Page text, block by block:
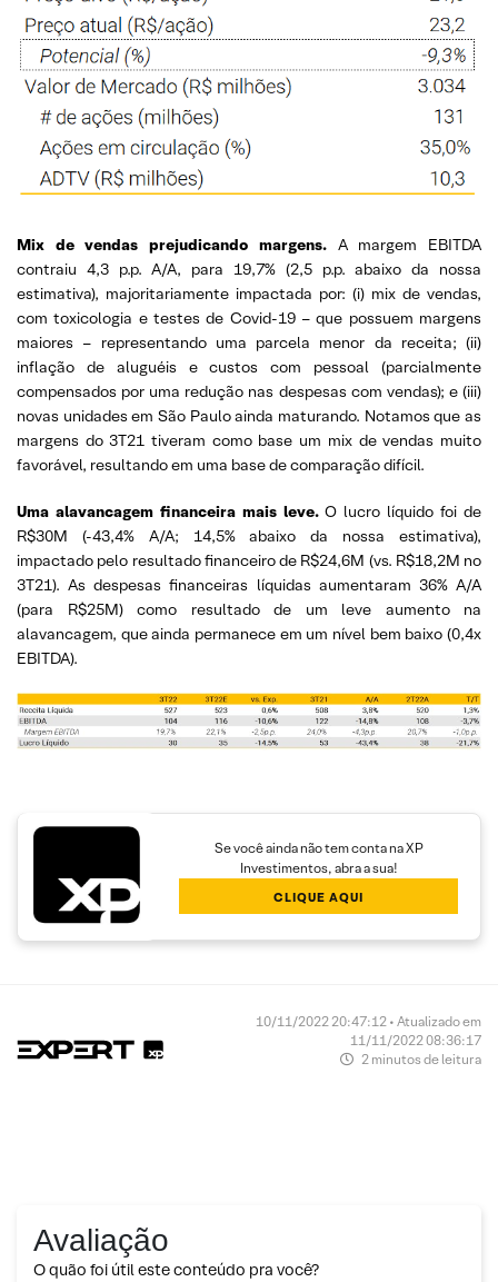
Mix de vendas prejudicando margens. A margem EBITDA
contraiu 4,3 p.p. A/A, para 19,7% (2,5 p.p. abaixo da nossa
estimativa), majoritariamente impactada por: (i) mix de vendas,
com toxicologia e testes de Covid-19 – que possuem margens
maiores – representando uma parcela menor da receita; (ii)
inflação de aluguéis e custos com pessoal (parcialmente
compensados por uma redução nas despesas com vendas); e (iii)
novas unidades em São Paulo ainda maturando. Notamos que as
margens do 3T21 tiveram como base um mix de vendas muito
favorável, resultando em uma base de comparação difícil.
Uma alavancagem financeira mais leve.O lucro líquido foi de
R$30M (-43,4% A/A; 14,5% abaixo da nossa estimativa),
impactado pelo resultado financeiro de R$24,6M (vs. R$18,2M no
3T21). As despesas financeiras líquidas aumentaram 36% A/A
(para R$25M) como resultado de um leve aumento na
alavancagem, que ainda permanece em um nível bem baixo (0,4x
EBITDA).
Se você ainda não tem conta na XP
Investimentos, abra a sua!
CLIQUE AQUI
10/11/2022 20:47:12 • Atualizado em
11/11/2022 08:36:17
2 minutos de leitura
Avaliação
O quão foi útil este conteúdo pra você?